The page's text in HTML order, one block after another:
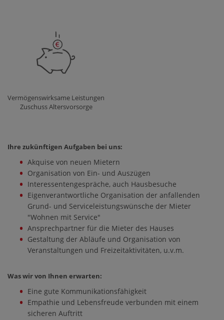
Vermögenswirksame Leistungen
Zuschuss Altersvorsorge
Ihre zukünftigen Aufgaben bei uns:
Akquise von neuen Mietern
Organisation von Ein- und Auszügen
Interessentengespräche, auch Hausbesuche
Eigenverantwortliche Organisation der anfallenden
Grund- und Serviceleistungswünsche der Mieter
"Wohnen mit Service"
Ansprechpartner für die Mieter des Hauses
Gestaltung der Abläufe und Organisation von
Veranstaltungen und Freizeitaktivitäten, u.v.m.
Was wir von Ihnen erwarten:
Eine gute Kommunikationsfähigkeit
Empathie und Lebensfreude verbunden mit einem
sicheren Auftritt